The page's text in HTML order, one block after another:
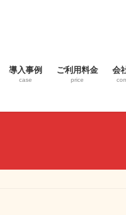
導入事例
case
ご利用料金
price
会